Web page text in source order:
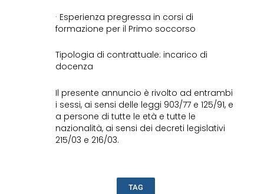
· Esperienza pregressa in corsi di
formazione per il Primo soccorso
Tipologia di contrattuale: incarico di
docenza
Il presente annuncio è rivolto ad entrambi
i sessi, ai sensi delle leggi 903/77 e 125/91, e
a persone di tutte le età e tutte le
nazionalità, ai sensi dei decreti legislativi
215/03 e 216/03.
TAG